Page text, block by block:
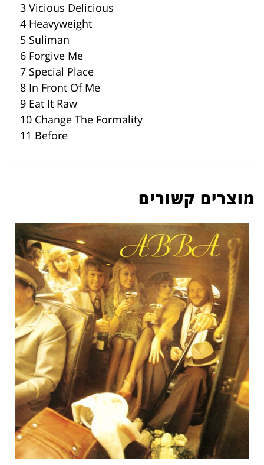
3 Vicious Delicious
4 Heavyweight
5 Suliman
6 Forgive Me
7 Special Place
8 In Front Of Me
9 Eat It Raw
10 Change The Formality
11 Before
מוצרים קשורים